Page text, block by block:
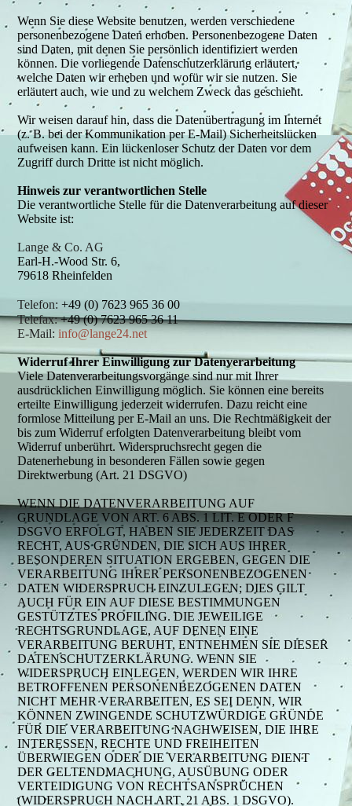
Wenn Sie diese Website benutzen, werden verschiedene
personenbezogene Daten erhoben. Personenbezogene Daten
sind Daten, mit denen Sie persönlich identifiziert werden
können. Die vorliegende Datenschutzerklärung erläutert,
welche Daten wir erheben und wofür wir sie nutzen. Sie
erläutert auch, wie und zu welchem Zweck das geschieht.
Wir weisen darauf hin, dass die Datenübertragung im Internet
(z. B. bei der Kommunikation per E-Mail) Sicherheitslücken
aufweisen kann. Ein lückenloser Schutz der Daten vor dem
Zugriff durch Dritte ist nicht möglich.
Hinweis zur verantwortlichen Stelle
Die verantwortliche Stelle für die Datenverarbeitung auf dieser
Website ist:
Lange & Co. AG
Earl-H.-Wood Str. 6,
79618 Rheinfelden
Telefon: +49 (0) 7623 965 36 00
Telefax: +49 (0) 7623 965 36 11
E-Mail: info@lange24.net
Widerruf Ihrer Einwilligung zur Datenverarbeitung
Viele Datenverarbeitungsvorgänge sind nur mit Ihrer
ausdrücklichen Einwilligung möglich. Sie können eine bereits
erteilte Einwilligung jederzeit widerrufen. Dazu reicht eine
formlose Mitteilung per E-Mail an uns. Die Rechtmäßigkeit der
bis zum Widerruf erfolgten Datenverarbeitung bleibt vom
Widerruf unberührt. Widerspruchsrecht gegen die
Datenerhebung in besonderen Fällen sowie gegen
Direktwerbung (Art. 21 DSGVO)
WENN DIE DATENVERARBEITUNG AUF
GRUNDLAGE VON ART. 6 ABS. 1 LIT. E ODER F
DSGVO ERFOLGT, HABEN SIE JEDERZEIT DAS
RECHT, AUS GRÜNDEN, DIE SICH AUS IHRER
BESONDEREN SITUATION ERGEBEN, GEGEN DIE
VERARBEITUNG IHRER PERSONENBEZOGENEN
DATEN WIDERSPRUCH EINZULEGEN; DIES GILT
AUCH FÜR EIN AUF DIESE BESTIMMUNGEN
GESTÜTZTES PROFILING. DIE JEWEILIGE
RECHTSGRUNDLAGE, AUF DENEN EINE
VERARBEITUNG BERUHT, ENTNEHMEN SIE DIESER
DATENSCHUTZERKLÄRUNG. WENN SIE
WIDERSPRUCH EINLEGEN, WERDEN WIR IHRE
BETROFFENEN PERSONENBEZOGENEN DATEN
NICHT MEHR VERARBEITEN, ES SEI DENN, WIR
KÖNNEN ZWINGENDE SCHUTZWÜRDIGE GRÜNDE
FÜR DIE VERARBEITUNG NACHWEISEN, DIE IHRE
INTERESSEN, RECHTE UND FREIHEITEN
ÜBERWIEGEN ODER DIE VERARBEITUNG DIENT
DER GELTENDMACHUNG, AUSÜBUNG ODER
VERTEIDIGUNG VON RECHTSANSPRÜCHEN
(WIDERSPRUCH NACH ART. 21 ABS. 1 DSGVO).